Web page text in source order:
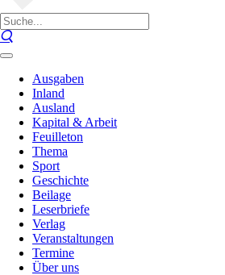
Ausgaben
Inland
Ausland
Kapital & Arbeit
Feuilleton
Thema
Sport
Geschichte
Beilage
Leserbriefe
Verlag
Veranstaltungen
Termine
Über uns